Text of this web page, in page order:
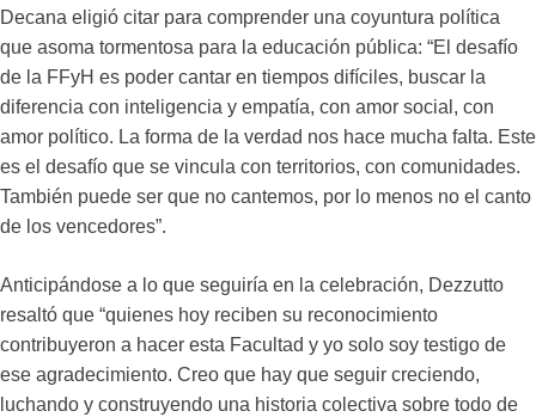
Decana eligió citar para comprender una coyuntura política
que asoma tormentosa para la educación pública: “El desafío
de la FFyH es poder cantar en tiempos difíciles, buscar la
diferencia con inteligencia y empatía, con amor social, con
amor político. La forma de la verdad nos hace mucha falta. Este
es el desafío que se vincula con territorios, con comunidades.
También puede ser que no cantemos, por lo menos no el canto
de los vencedores”.
Anticipándose a lo que seguiría en la celebración, Dezzutto
resaltó que “quienes hoy reciben su reconocimiento
contribuyeron a hacer esta Facultad y yo solo soy testigo de
ese agradecimiento. Creo que hay que seguir creciendo,
luchando y construyendo una historia colectiva sobre todo de